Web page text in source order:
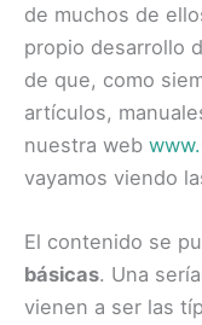
de muchos de
propio desarrollo
de que, como
artículos,
nuestra web
vayamos viendo
El contenido se
básicas. Una
vienen a ser las